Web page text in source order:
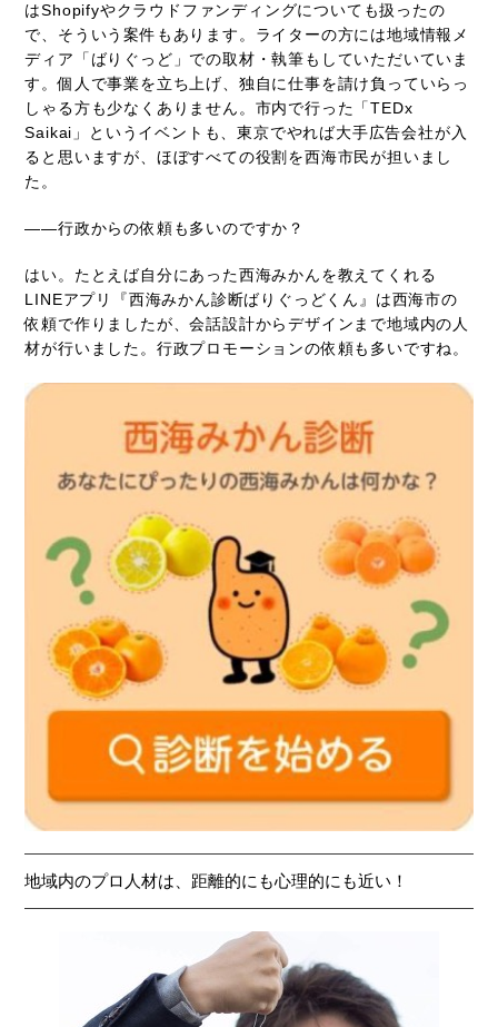
はShopifyやクラウドファンディングについても扱ったの
で、そういう案件もあります。ライターの方には地域情報メ
ディア「ばりぐっど」での取材・執筆もしていただいていま
す。個人で事業を立ち上げ、独自に仕事を請け負っていらっ
しゃる方も少なくありません。市内で行った「TEDx
Saikai」というイベントも、東京でやれば大手広告会社が入
ると思いますが、ほぼすべての役割を西海市民が担いまし
た。
――行政からの依頼も多いのですか？
はい。たとえば自分にあった西海みかんを教えてくれる
LINEアプリ『西海みかん診断ばりぐっどくん』は西海市の
依頼で作りましたが、会話設計からデザインまで地域内の人
材が行いました。行政プロモーションの依頼も多いですね。
地域内のプロ人材は、距離的にも心理的にも近い！